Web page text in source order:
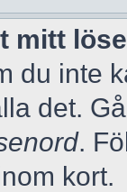
mitt
du inte
det.
.
kort.